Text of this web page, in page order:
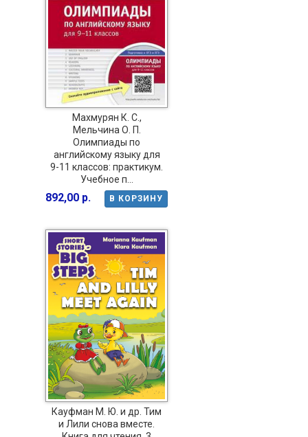
Махмурян К. С.,
Мельчина О. П.
Олимпиады по
английскому языку для
9-11 классов: практикум.
Учебное п...
В КОРЗИНУ
892,00 р.
Кауфман М. Ю. и др. Тим
и Лили снова вместе.